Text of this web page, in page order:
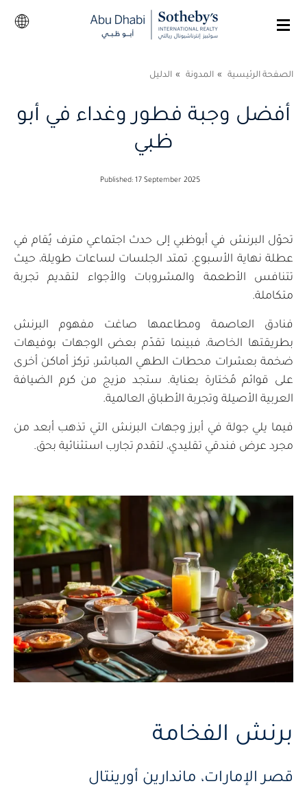
الصفحة الرئيسية المدونة الدليل
أفضل وجبة فطور وغداء في أبو
ظبي
Published: 17 September 2025
تحوّل البرنش في أبوظبي إلى حدث اجتماعي مترف يُقام في
عطلة نهاية الأسبوع. تمتد الجلسات لساعات طويلة، حيث
تتنافس الأطعمة والمشروبات والأجواء لتقديم تجربة
متكاملة.
فنادق العاصمة ومطاعمها صاغت مفهوم البرنش
بطريقتها الخاصة، فبينما تقدّم بعض الوجهات بوفيهات
ضخمة بعشرات محطات الطهي المباشر، تركز أماكن أخرى
على قوائم مُختارة بعناية. ستجد مزيج من كرم الضيافة
العربية الأصيلة وتجربة الأطباق العالمية.
فيما يلي جولة في أبرز وجهات البرنش التي تذهب أبعد من
مجرد عرض فندقي تقليدي، لتقدم تجارب استثنائية بحق.
برنش الفخامة
قصر الإمارات، ماندارين أورينتال